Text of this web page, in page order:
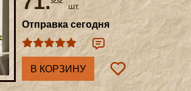
шт.
Отправка сегодня
В КОРЗИНУ